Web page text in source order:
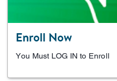
Enroll Now
You Must LOG IN to Enroll